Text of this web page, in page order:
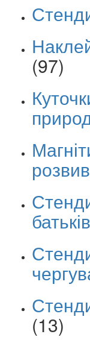
(97)
батьків
(13)